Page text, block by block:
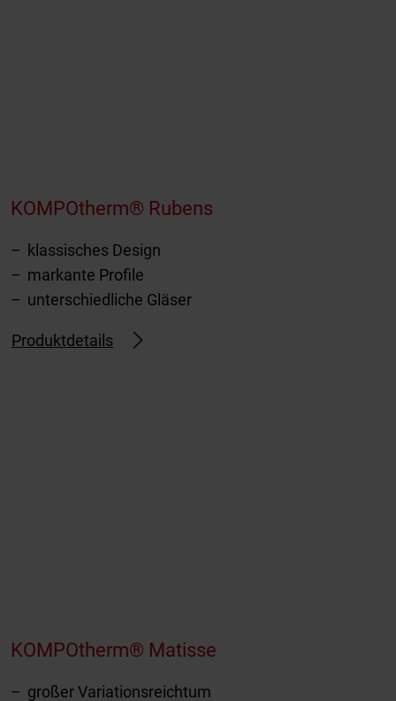
KOMPOtherm® Rubens
klassisches Design
markante Profile
unterschiedliche Gläser
Produktdetails
KOMPOtherm® Matisse
großer Variationsreichtum